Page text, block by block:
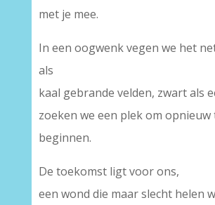
met je mee.
In een oogwenk vegen we het
als
kaal gebrande velden, zwart als
zoeken we een plek om opnieuw
beginnen.
De toekomst ligt voor ons,
een wond die maar slecht helen